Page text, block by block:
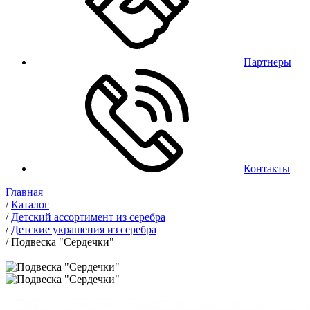
Партнеры
Контакты
Главная
/Каталог
/ Детский ассортимент из серебра
/ Детские украшения из серебра
/Подвеска "Сердечки"